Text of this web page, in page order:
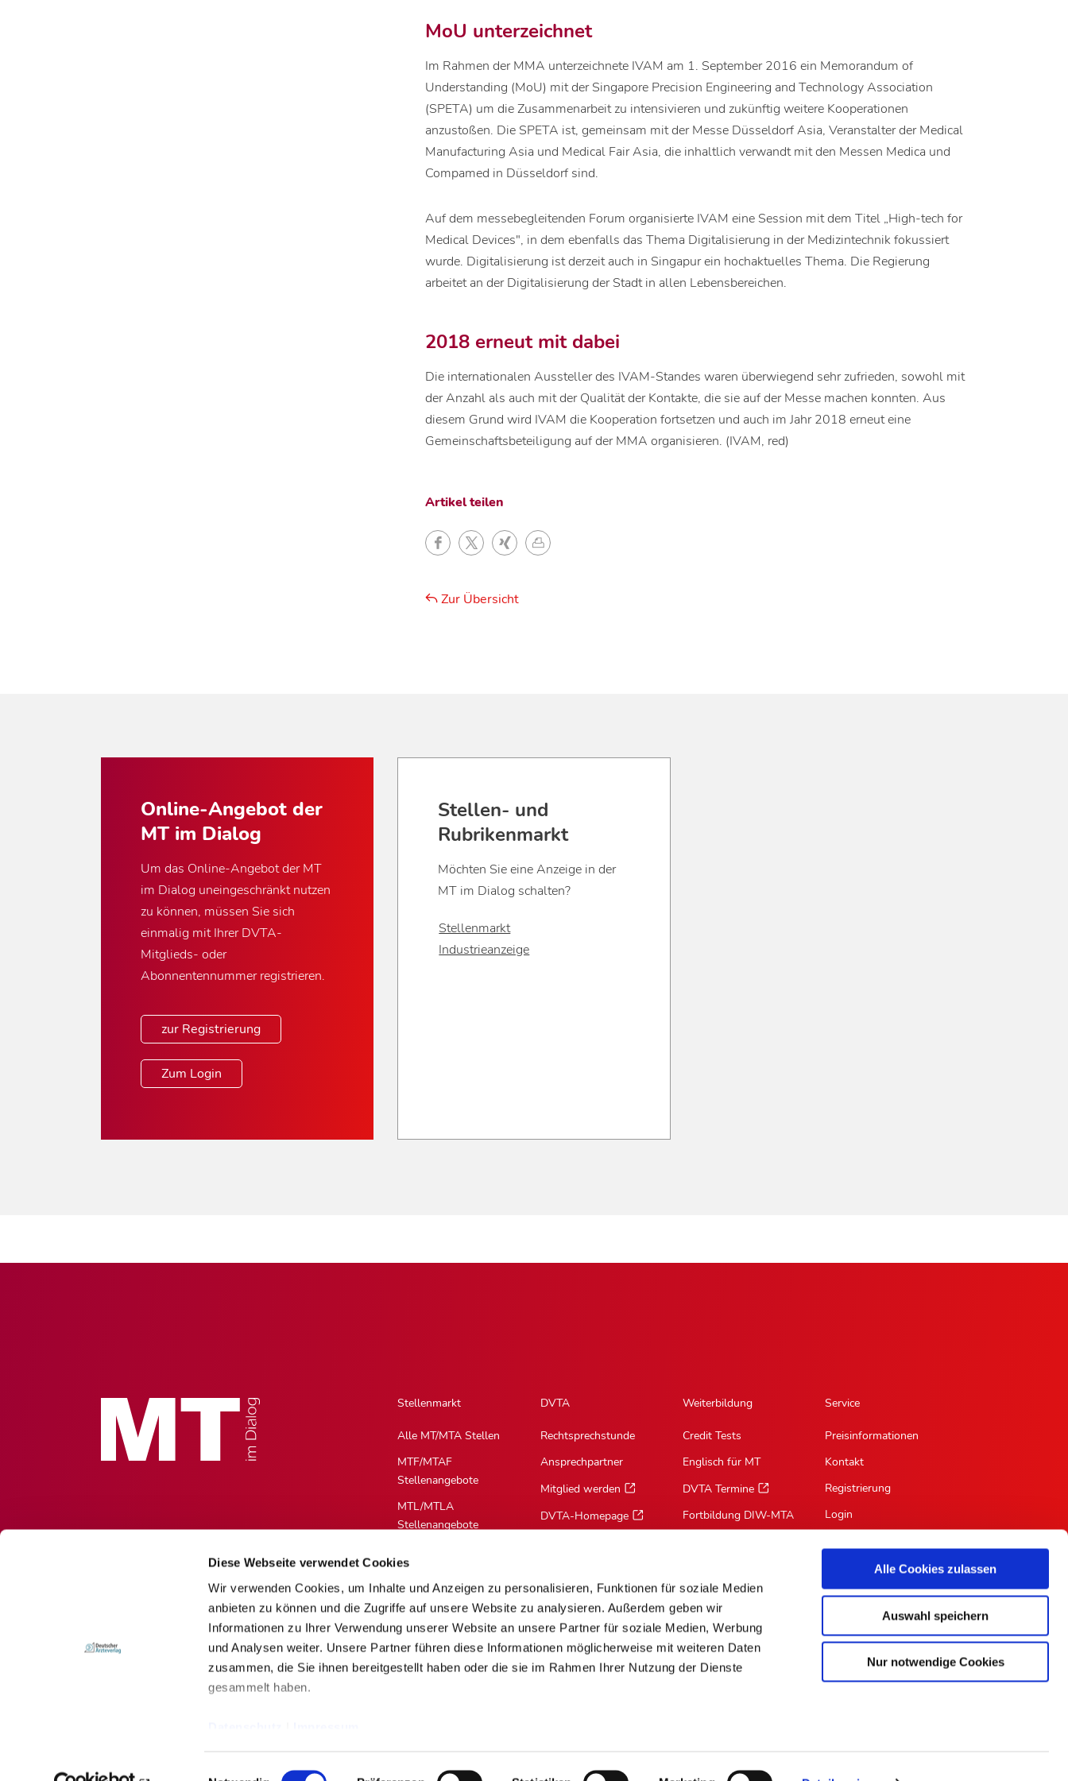
Diese Webseite verwendet Cookies
Wir verwenden Cookies, um Inhalte und Anzeigen zu personalisieren, Funktionen für soziale Medien
anbieten zu können und die Zugriffe auf unsere Website zu analysieren. Außerdem geben wir
Informationen zu Ihrer Verwendung unserer Website an unsere Partner für soziale Medien, Werbung
und Analysen weiter. Unsere Partner führen diese Informationen möglicherweise mit weiteren Daten
zusammen, die Sie ihnen bereitgestellt haben oder die sie im Rahmen Ihrer Nutzung der Dienste
gesammelt haben.
Einwilligungsauswahl
Alle Cookies zulassen
Auswahl speichern
Nur notwendige Cookies
MoU unterzeichnet
Im Rahmen der MMA unterzeichnete IVAM am 1. September 2016 ein Memorandum of
Understanding (MoU) mit der Singapore Precision Engineering and Technology Association
(SPETA) um die Zusammenarbeit zu intensivieren und zukünftig weitere Kooperationen
anzustoßen. Die SPETA ist, gemeinsam mit der Messe Düsseldorf Asia, Veranstalter der Medical
Manufacturing Asia und Medical Fair Asia, die inhaltlich verwandt mit den Messen Medica und
Compamed in Düsseldorf sind.
Auf dem messebegleitenden Forum organisierte IVAM eine Session mit dem Titel „High-tech for
Medical Devices", in dem ebenfalls das Thema Digitalisierung in der Medizintechnik fokussiert
wurde. Digitalisierung ist derzeit auch in Singapur ein hochaktuelles Thema. Die Regierung
arbeitet an der Digitalisierung der Stadt in allen Lebensbereichen.
2018 erneut mit dabei
Die internationalen Aussteller des IVAM-Standes waren überwiegend sehr zufrieden, sowohl mit
der Anzahl als auch mit der Qualität der Kontakte, die sie auf der Messe machen konnten. Aus
diesem Grund wird IVAM die Kooperation fortsetzen und auch im Jahr 2018 erneut eine
Gemeinschaftsbeteiligung auf der MMA organisieren. (IVAM, red)
Artikel teilen
Zur Übersicht
Online-Angebot der
MT im Dialog
Um das Online-Angebot der MT
im Dialog uneingeschränkt nutzen
zu können, müssen Sie sich
einmalig mit Ihrer DVTA-
Mitglieds- oder
Abonnentennummer registrieren.
zur Registrierung
Zum Login
Stellen- und
Rubrikenmarkt
Möchten Sie eine Anzeige in der
MT im Dialog schalten?
Stellenmarkt
Industrieanzeige
Stellenmarkt
Alle MT/MTA Stellen
MTF/MTAF
Stellenangebote
MTL/MTLA
Stellenangebote
Stellenangebote
MTV/VMTA
Stellenangebote
DVTA
Rechtsprechstunde
Ansprechpartner
Mitglied werden
DVTA-Homepage
Weiterbildung
Credit Tests
Englisch für MT
DVTA Termine
Fortbildung DIW-MTA
Service
Preisinformationen
Kontakt
Registrierung
Login
RSS-Feed
Für Autoren